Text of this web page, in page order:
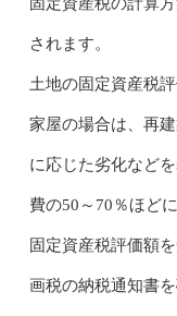
されます。
土地の固定資産税
家屋の場合は、再
に応じた劣化など
費の50～70％ほど
固定資産税評価額
画税の納税通知書